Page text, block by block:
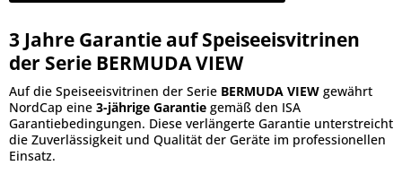
3 Jahre Garantie auf Speiseeisvitrinen
der Serie BERMUDA VIEW
Auf die Speiseeisvitrinen der Serie BERMUDA VIEW gewährt
NordCap eine 3-jährige Garantie gemäß den ISA
Garantiebedingungen. Diese verlängerte Garantie unterstreicht
die Zuverlässigkeit und Qualität der Geräte im professionellen
Einsatz.